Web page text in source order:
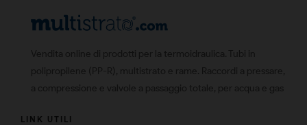
LINK UTILI